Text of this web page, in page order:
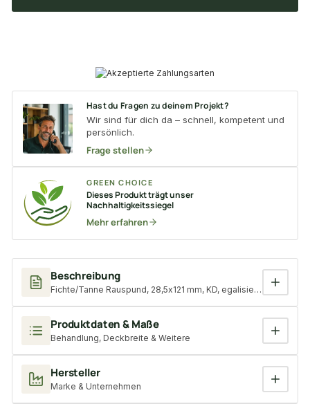
Beschreibung
Fichte/Tanne Rauspund, 28,5x121 mm, KD, egalisiert, Nut+Feder
Produktdaten & Maße
Behandlung, Deckbreite & Weitere
Hersteller
Marke & Unternehmen
Hast du Fragen zu deinem Projekt?
Wir sind für dich da – schnell, kompetent und
persönlich.
Frage stellen
GREEN CHOICE
Dieses Produkt trägt unser
Nachhaltigkeitssiegel
Mehr erfahren